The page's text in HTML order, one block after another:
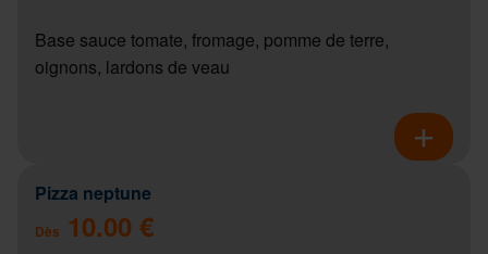
Base sauce tomate, fromage, pomme de terre,
oignons, lardons de veau
Pizza neptune
Dès 10.00 €